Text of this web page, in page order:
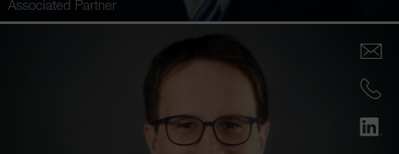
Associated Partner